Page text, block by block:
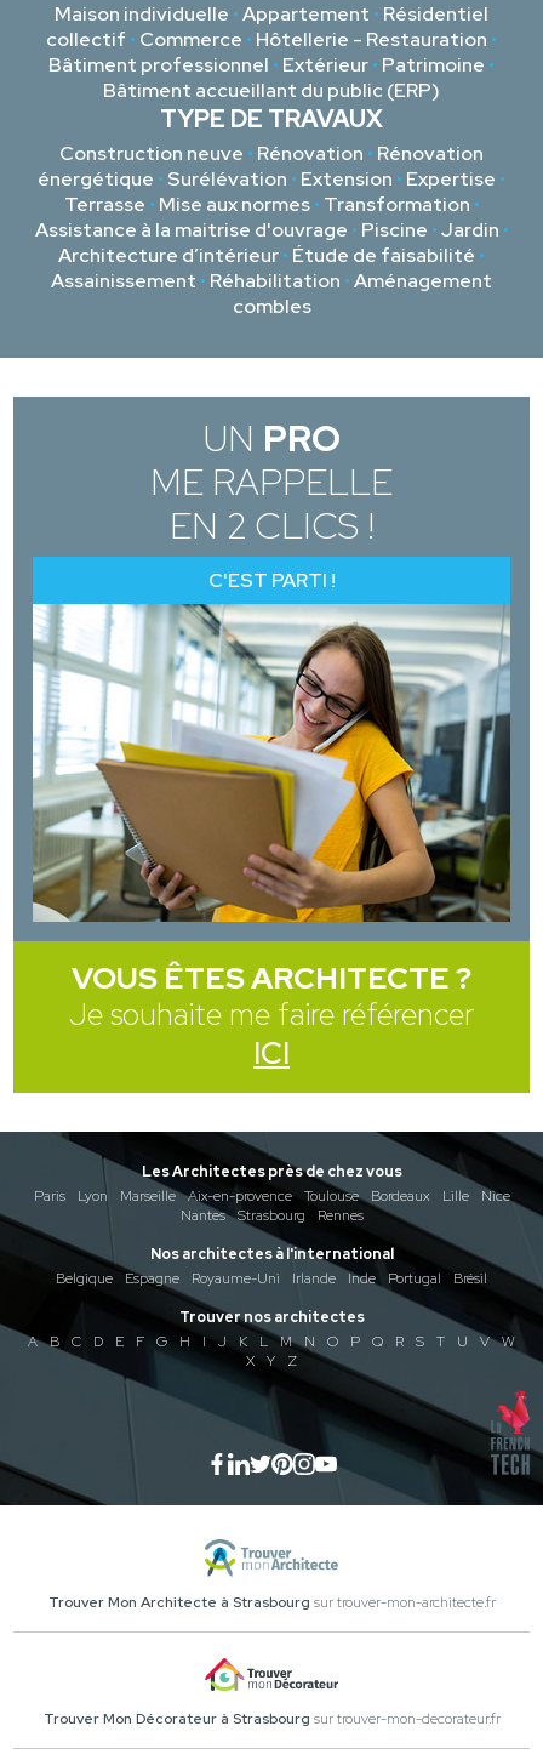
Maison individuelle •Appartement • Résidentiel
collectif • Commerce • Hôtellerie - Restauration •
Bâtiment professionnel • Extérieur• Patrimoine •
Bâtiment accueillant du public (ERP)
TYPE DE TRAVAUX
Construction neuve • Rénovation • Rénovation
énergétique • Surélévation • Extension • Expertise •
Terrasse • Mise aux normes • Transformation •
Assistance à la maitrise d'ouvrage • Piscine •Jardin •
Architecture d’intérieur• Étude de faisabilité •
Assainissement • Réhabilitation •Aménagement
combles
UN PRO
ME RAPPELLE
EN 2 CLICS !
C'EST PARTI !
VOUS ÊTES ARCHITECTE ?
Je souhaite me faire référencer
ICI
Les Architectes près de chez vous
Paris
Lyon Marseille Aix-en-provence Toulouse Bordeaux Lille
Nice
Nantes
Strasbourg
Rennes
Nos architectes à l'international
Belgique
Espagne Royaume-Uni Irlande Inde Portugal
Brésil
Trouver nos architectes
A
B C D E F G H I J K L M N O P Q R S T U V
W
X
Y Z
Trouver Mon Architecte à Strasbourg sur trouver-mon-architecte.fr
Trouver Mon Décorateur à Strasbourg sur trouver-mon-decorateur.fr